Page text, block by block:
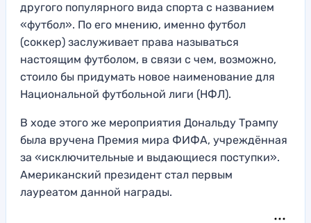
другого популярного вида спорта с названием
«футбол». По его мнению, именно футбол
(соккер) заслуживает права называться
настоящим футболом, в связи с чем, возможно,
стоило бы придумать новое наименование для
Национальной футбольной лиги (НФЛ).
В ходе этого же мероприятия Дональду Трампу
была вручена Премия мира ФИФА, учреждённая
за «исключительные и выдающиеся поступки».
Американский президент стал первым
лауреатом данной награды.